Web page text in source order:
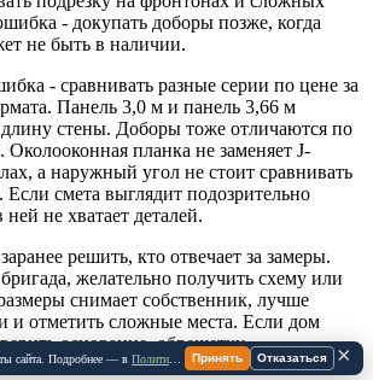
- докупать доборы позже, когда
не быть в наличии.
- сравнивать разные серии по цене за
Панель 3,0 м и панель 3,66 м
стены. Доборы тоже отличаются по
планка не заменяет J-
а наружный угол не стоит сравнивать
смета выглядит подозрительно
не хватает деталей.
решить, кто отвечает за замеры.
желательно получить схему или
снимает собственник, лучше
и отметить сложные места. Если дом
основание, обрешетку,
и места примыкания к кровле, цоколю
×
сайта. Подробнее — в Политике Cookie .
Принять Отказаться